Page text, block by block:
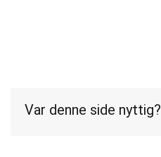
Var denne side nyttig?